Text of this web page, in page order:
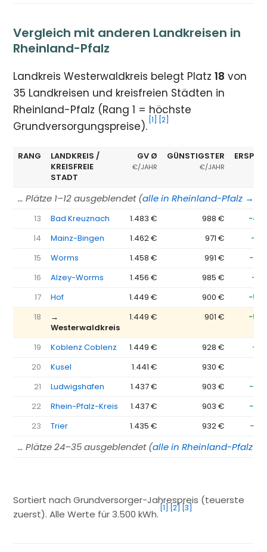
Vergleich mit anderen Landkreisen in
Rheinland-Pfalz
Landkreis Westerwaldkreis belegt Platz18 von
35 Landkreisen und kreisfreien Städten in
Rheinland-Pfalz (Rang 1 = höchste
Grundversorgungspreise). [1] [2]
RANG
LANDKREIS /
KREISFREIE
STADT
GV Ø
€/JAHR
GÜNSTIGSTER
€/JAHR
… Plätze 1–12 ausgeblendet (alle in Rheinland-Pfalz →
13 Bad Kreuznach 1.483 € 988 €
14
Mainz-Bingen 1.462 € 971 €
15
Worms 1.458 € 991 €
16
Alzey-Worms 1.456 € 985 €
17
Hof 1.449 € 900 €
18
→
Westerwaldkreis
1.449 € 901 €
19 Koblenz Coblenz 1.449 € 928 €
20
Kusel 1.441 € 930 €
21
Ludwigshafen 1.437 € 903 €
22
Rhein-Pfalz-Kreis 1.437 € 903 €
23
Trier 1.435 € 932 €
… Plätze 24–35 ausgeblendet (alle in Rheinland-Pfalz →
Sortiert nach Grundversorger-Jahrespreis (teuerste
zuerst). Alle Werte für 3.500 kWh.
[1] [2] [3]